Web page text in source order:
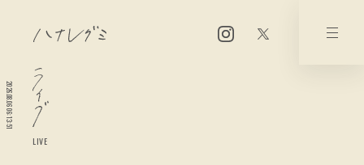
2026.08.06 06:13:51
LIVE